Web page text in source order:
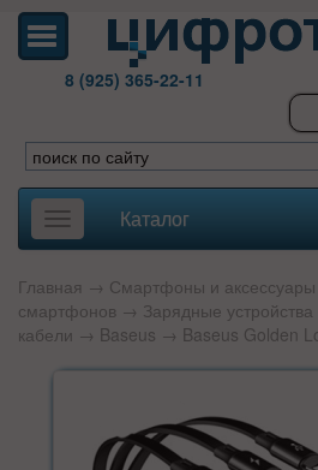
8 (925) 365-22-11
Toggle
navigation
Каталог
Главная → Смартфоны и аксессуары
смартфонов → Зарядные
кабели → Baseus → Baseus Golden